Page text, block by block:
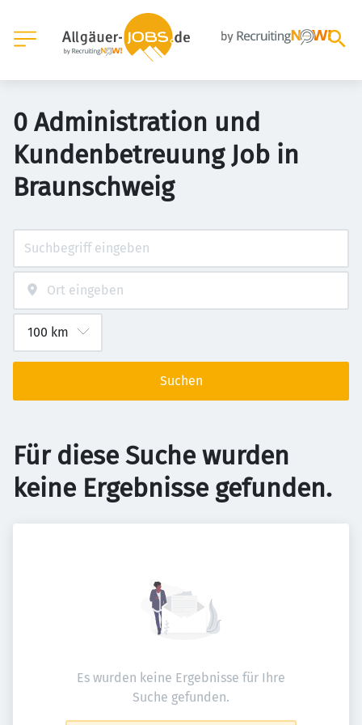
0 Administration und
Kundenbetreuung Job in
Braunschweig
Suchen
Für diese Suche wurden
keine Ergebnisse gefunden.
Es wurden keine Ergebnisse für Ihre
Suche gefunden.